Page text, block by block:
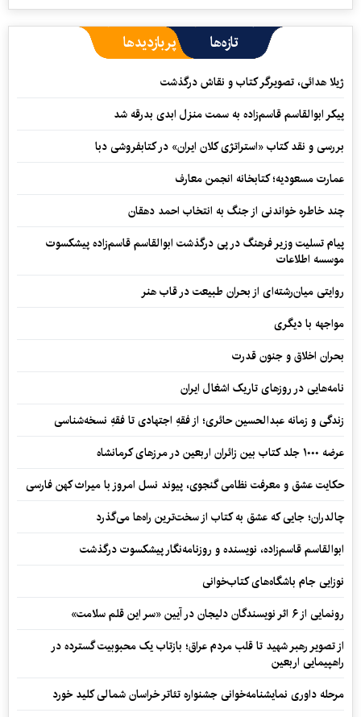
تازه‌ها پربازدیدها
ژیلا هدائی، تصویرگر کتاب و نقاش درگذشت
پیکر ابوالقاسم قاسم‌زاده به سمت منزل ابدی بدرقه شد
بررسی و نقد کتاب «استراتژی کلان ایران» در کتابفروشی دبا
عمارت مسعودیه؛ کتابخانه انجمن معارف
چند خاطره خواندنی از جنگ به انتخاب احمد دهقان
پیام تسلیت وزیر فرهنگ در پی درگذشت ابوالقاسم قاسم‌زاده پیشکسوت
موسسه اطلاعات
روایتی میان‌رشته‌ای از بحران طبیعت در قاب هنر
مواجهه با دیگری
بحران اخلاق و جنون قدرت
نامه‌هایی در روزهای تاریک اشغال ایران
زندگی و زمانه عبدالحسین حائری؛ از فقهِ اجتهادی تا فقهِ نسخه‌شناسی
عرضه ۱۰۰۰ جلد کتاب بین زائران اربعین در مرزهای کرمانشاه
حکایت عشق و معرفت نظامی گنجوی، پیوند نسل امروز با میراث کهن فارسی
چالدران؛ جایی که عشق به کتاب از سخت‌ترین راه‌ها می‌گذرد
ابوالقاسم قاسم‌زاده، نویسنده و روزنامه‌نگار پیشکسوت درگذشت
نوزایی جام باشگاه‌های کتاب‌خوانی
رونمایی از ۶ اثر نویسندگان دلیجان در آیین «سر این قلم سلامت»
از تصویر رهبر شهید تا قلب مردم عراق؛ بازتاب یک محبوبیت گسترده در
راهپیمایی اربعین
مرحله داوری نمایشنامه‌خوانی جشنواره تئاتر خراسان شمالی کلید خورد